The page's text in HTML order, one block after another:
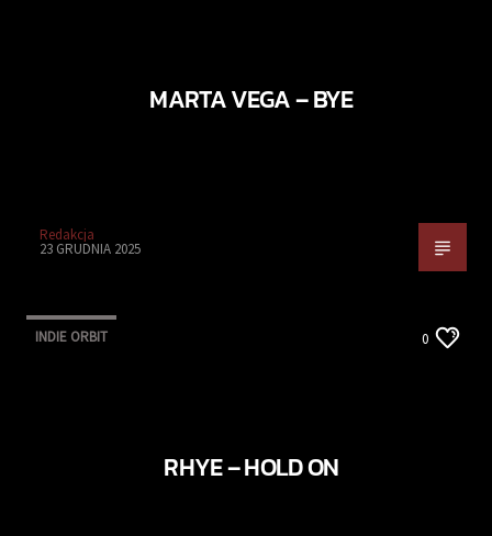
MARTA VEGA – BYE
Redakcja
23 GRUDNIA 2025
INDIE ORBIT 0
RHYE – HOLD ON